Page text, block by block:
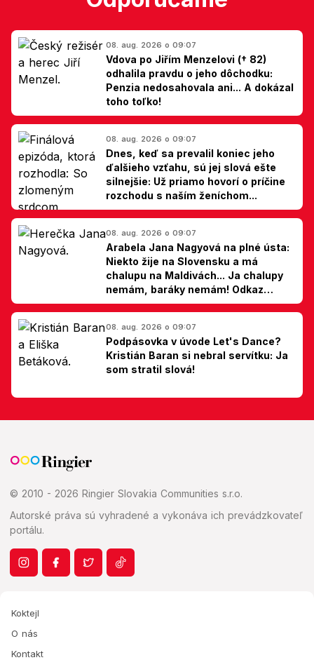
08. aug. 2026 o 09:07
Vdova po Jiřím Menzelovi († 82)
odhalila pravdu o jeho dôchodku:
Penzia nedosahovala ani... A dokázal
toho toľko!
08. aug. 2026 o 09:07
Dnes, keď sa prevalil koniec jeho
ďalšieho vzťahu, sú jej slová ešte
silnejšie: Už priamo hovorí o príčine
rozchodu s naším ženíchom...
08. aug. 2026 o 09:07
Arabela Jana Nagyová na plné ústa:
Niekto žije na Slovensku a má
chalupu na Maldivách... Ja chalupy
nemám, baráky nemám! Odkaz
Slovákom
08. aug. 2026 o 09:07
Podpásovka v úvode Let's Dance?
Kristián Baran si nebral servítku: Ja
som stratil slová!
© 2010 - 2026 Ringier Slovakia Communities s.r.o.
Autorské práva sú vyhradené a vykonáva ich prevádzkovateľ
portálu.
Koktejl
O nás
Kontakt